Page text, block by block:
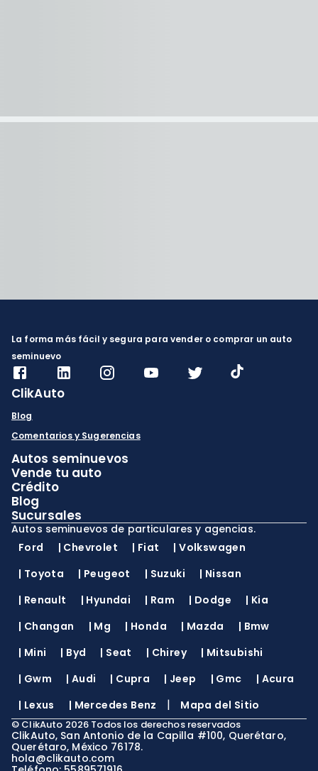
La forma más fácil y segura para vender o comprar un auto
seminuevo
ClikAuto
Blog
Comentarios y Sugerencias
Autos seminuevos
Vende tu auto
Crédito
Blog
Sucursales
Autos seminuevos de particulares y agencias.
Ford
| Chevrolet | Fiat |Volkswagen
| Toyota | Peugeot | Suzuki | Nissan
| Renault | Hyundai | Ram | Dodge | Kia
| Changan | Mg | Honda | Mazda | Bmw
| Mini | Byd | Seat | Chirey | Mitsubishi
| Gwm | Audi | Cupra | Jeep | Gmc | Acura
| Lexus | Mercedes Benz | Mapa del Sitio
© ClikAuto 2026 Todos los derechos reservados
ClikAuto, San Antonio de la Capilla #100, Querétaro,
Querétaro, México 76178.
hola@clikauto.com